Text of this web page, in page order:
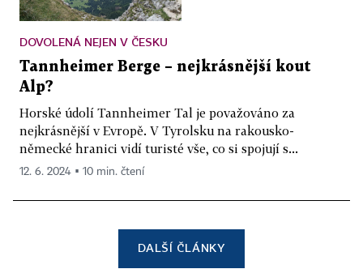
DOVOLENÁ NEJEN V ČESKU
Tannheimer Berge – nejkrásnější kout
Alp?
Horské údolí Tannheimer Tal je považováno za
nejkrásnější v Evropě. V Tyrolsku na rakousko-
německé hranici vidí turisté vše, co si spojují s...
12. 6. 2024 ▪ 10 min. čtení
DALŠÍ ČLÁNKY